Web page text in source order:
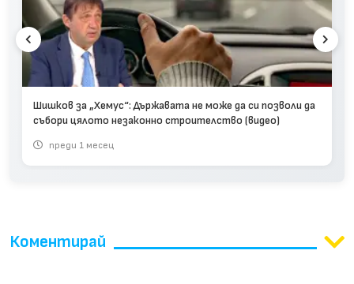
Шишков за „Хемус“: Държавата не може да си позволи да
събори цялото незаконно строителство (видео)
преди 1 месец
Коментирай